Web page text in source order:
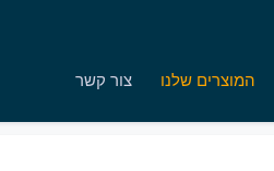
המוצרים שלנו צור קשר